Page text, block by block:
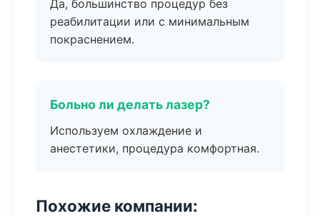
Да, большинство процедур без
реабилитации или с минимальным
покраснением.
Больно ли делать лазер?
Используем охлаждение и
анестетики, процедура комфортная.
Похожие компании: